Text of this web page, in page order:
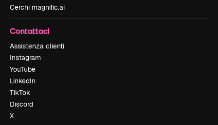
Cerchi magnific.ai
Contattaci
Assistenza clienti
Instagram
YouTube
LinkedIn
TikTok
Discord
X